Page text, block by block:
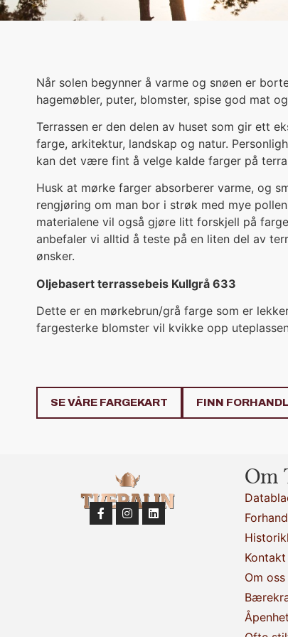
Når solen begynner å varme og snøen er
hagemøbler, puter, blomster, spise god mat
Terrassen er den delen av huset som gir ett
farge, arkitektur, landskap og natur.
kan det være fint å velge kalde farger på
Husk at mørke farger absorberer varme, og
rengjøring om man bor i strøk med mye
materialene vil også gjøre litt forskjell på
anbefaler vi alltid å teste på en liten del av
ønsker.
Oljebasert terrassebeis Kullgrå 633
Dette er en mørkebrun/grå farge som er
fargesterke blomster vil kvikke opp
SE VÅRE FARGEKART FINN
Om
Kontakt
Om oss